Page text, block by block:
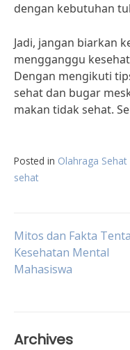
dengan kebutuhan
Jadi, jangan biarkan
mengganggu
Dengan mengikuti
sehat dan bugar
makan tidak sehat.
Posted in Olahraga Sehat
sehat
Post
navigation
Mitos dan Fakta
Kesehatan Mental
Mahasiswa
Archives